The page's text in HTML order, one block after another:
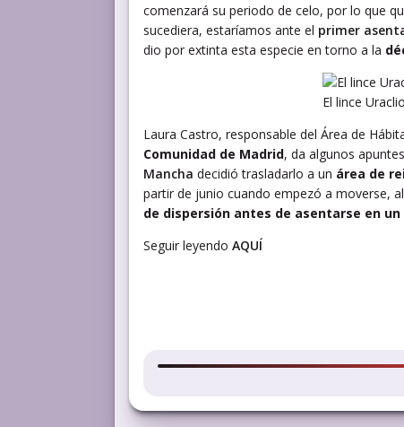
comenzará su periodo de celo, por lo que
sucediera, estaríamos ante el primer
dio por extinta esta especie en torno a la
El lince
Laura Castro, responsable del Área de
Comunidad de Madrid, da algunos
Mancha decidió trasladarlo a un área de
partir de junio cuando empezó a moverse,
de dispersión antes de asentarse en
Seguir leyendo AQUÍ